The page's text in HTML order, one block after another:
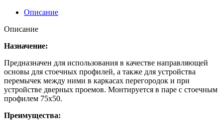
Описание
Описание
Назначение:
Предназначен для использования в качестве направляющей
основы для стоечных профилей, а также для устройства
перемычек между ними в каркасах перегородок и при
устройстве дверных проемов. Монтируется в паре с стоечным
профилем 75х50.
Преимущества: